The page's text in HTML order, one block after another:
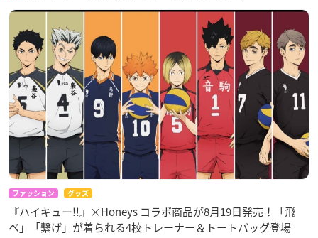
ファッション グッズ
『ハイキュー!!』×Honeys コラボ商品が8月19日発売！「飛
べ」「繋げ」が着られる4校トレーナー＆トートバッグ登場